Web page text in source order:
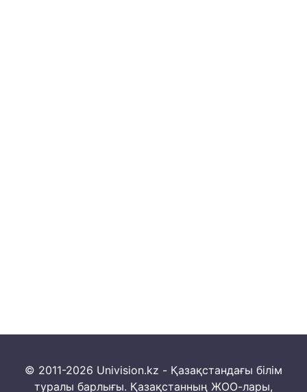
© 2011-2026 Univision.kz - Қазақстандағы білім
туралы барлығы. Қазақстанның ЖОО-лары,